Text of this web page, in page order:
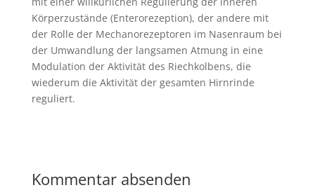
Körperzustände (Enterorezeption), der andere mit
der Rolle der Mechanorezeptoren im Nasenraum bei
der Umwandlung der langsamen Atmung in eine
Modulation der Aktivität des Riechkolbens, die
wiederum die Aktivität der gesamten Hirnrinde
reguliert.
Kommentar absenden